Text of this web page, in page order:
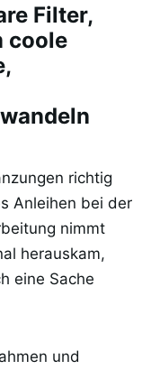
Filter,
coole
richtig
Anleihen bei der
nimmt
herauskam,
eine Sache
und